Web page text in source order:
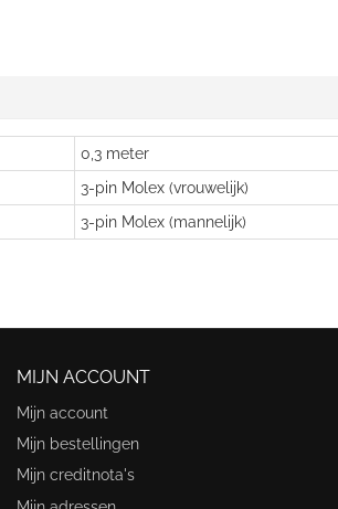
0,3 meter
3-pin Molex (vrouwelijk)
3-pin Molex (mannelijk)
MIJN ACCOUNT
Mijn account
Mijn bestellingen
Mijn creditnota's